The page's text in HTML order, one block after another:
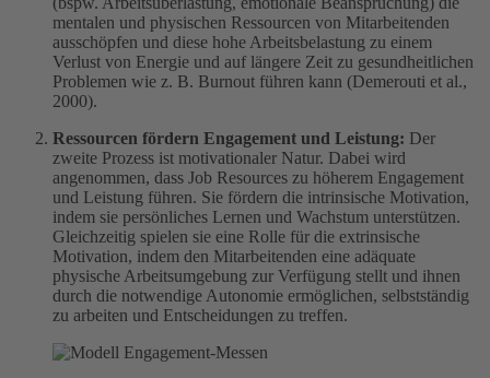
mentalen und physischen Ressourcen von Mitarbeitenden
ausschöpfen und diese hohe Arbeitsbelastung zu einem
Verlust von Energie und auf längere Zeit zu gesundheitlichen
Problemen wie z. B. Burnout führen kann (Demerouti et al.,
2000).
Ressourcen fördern Engagement und Leistung: Der
zweite Prozess ist motivationaler Natur. Dabei wird
angenommen, dass Job Resources zu höherem Engagement
und Leistung führen. Sie fördern die intrinsische Motivation,
indem sie persönliches Lernen und Wachstum unterstützen.
Gleichzeitig spielen sie eine Rolle für die extrinsische
Motivation, indem den Mitarbeitenden eine adäquate
physische Arbeitsumgebung zur Verfügung stellt und ihnen
durch die notwendige Autonomie ermöglichen, selbstständig
zu arbeiten und Entscheidungen zu treffen.